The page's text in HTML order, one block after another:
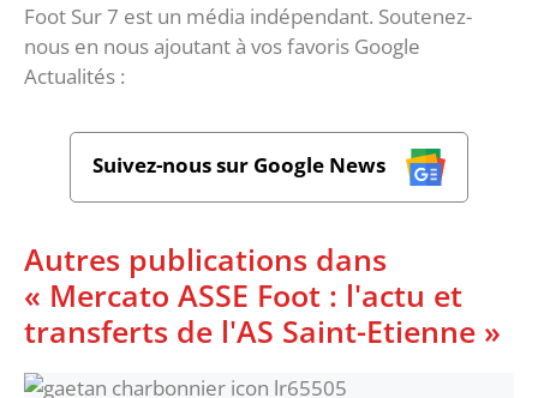
Foot Sur 7 est un média indépendant. Soutenez-
nous en nous ajoutant à vos favoris Google
Actualités :
Suivez-nous sur Google News
Autres publications dans
« Mercato ASSE Foot : l'actu et
transferts de l'AS Saint-Etienne »